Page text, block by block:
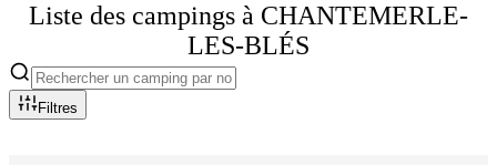
Liste des campings à CHANTEMERLE-
LES-BLÉS
Filtres